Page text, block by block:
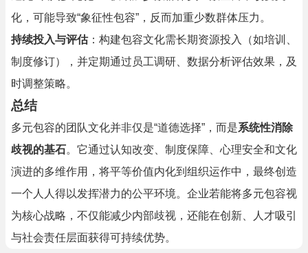
化，可能导致“象征性包容”，反而加重少数群体压力。
持续投入与评估：构建包容文化需长期资源投入（如培训、
制度修订），并定期通过员工调研、数据分析评估效果，及
时调整策略。
总结
多元包容的团队文化并非仅是“道德选择”，而是系统性消除
歧视的基石。它通过认知改变、制度保障、心理安全和文化
演进的多维作用，将平等价值内化到组织运作中，最终创造
一个人人得以发挥潜力的公平环境。企业若能将多元包容视
为核心战略，不仅能减少内部歧视，还能在创新、人才吸引
与社会责任层面获得可持续优势。